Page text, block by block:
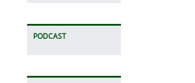
PODCAST